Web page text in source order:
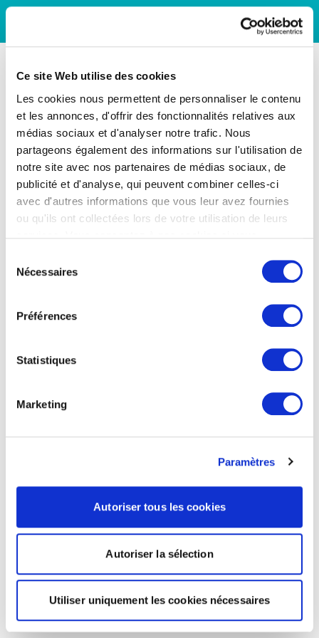
Ce site Web utilise des cookies
Les cookies nous permettent de personnaliser le contenu
et les annonces, d'offrir des fonctionnalités relatives aux
médias sociaux et d'analyser notre trafic. Nous
partageons également des informations sur l'utilisation de
notre site avec nos partenaires de médias sociaux, de
publicité et d'analyse, qui peuvent combiner celles-ci
avec d'autres informations que vous leur avez fournies
ou qu'ils ont collectées lors de votre utilisation de leurs
Nécessaires
Préférences
Statistiques
Marketing
Paramètres
Autoriser tous les cookies
Autoriser la sélection
Utiliser uniquement les cookies nécessaires